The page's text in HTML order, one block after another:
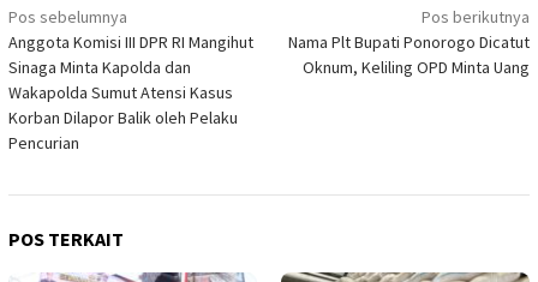
Navigasi
pos
Pos sebelumnya
Anggota Komisi III DPR RI Mangihut
Sinaga Minta Kapolda dan
Wakapolda Sumut Atensi Kasus
Korban Dilapor Balik oleh Pelaku
Pencurian
Pos berikutnya
Nama Plt Bupati Ponorogo Dicatut
Oknum, Keliling OPD Minta Uang
POS TERKAIT